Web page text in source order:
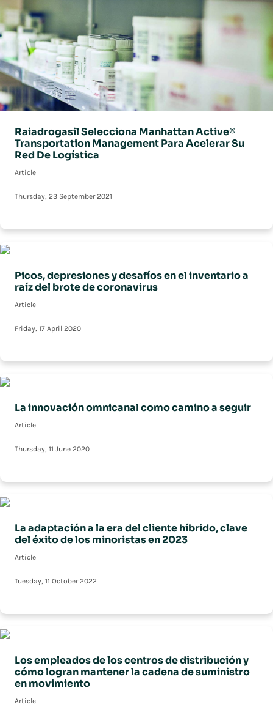
Raiadrogasil Selecciona Manhattan Active®
Transportation Management Para Acelerar Su
Red De Logística
Article
Thursday, 23 September 2021
Picos, depresiones y desafíos en el inventario a
raíz del brote de coronavirus
Article
Friday, 17 April 2020
La innovación omnicanal como camino a seguir
Article
Thursday, 11 June 2020
La adaptación a la era del cliente híbrido, clave
del éxito de los minoristas en 2023
Article
Tuesday, 11 October 2022
Los empleados de los centros de distribución y
cómo logran mantener la cadena de suministro
en movimiento
Article